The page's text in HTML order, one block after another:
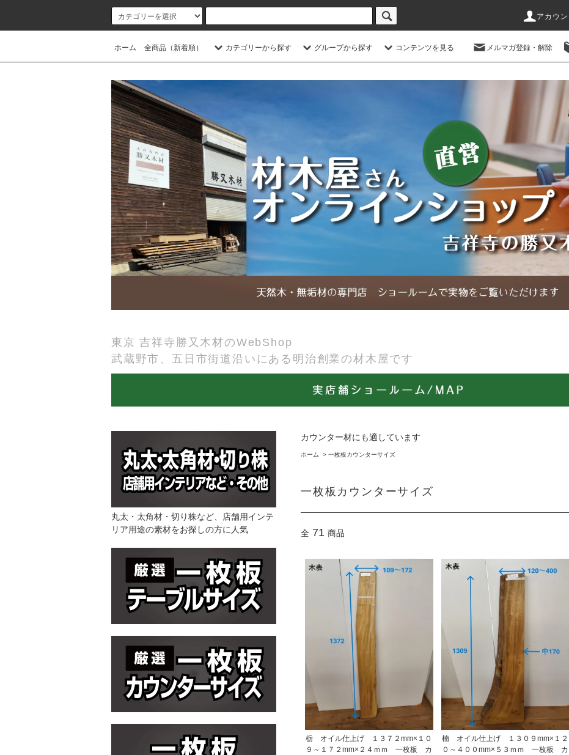
アカウン
ホーム 全商品（新着順） カテゴリーから探す グループから探す コンテンツを見る メルマガ登録・解除
東京 吉祥寺勝又木材のWebShop
武蔵野市、五日市街道沿いにある明治創業の材木屋です
カウンター材にも適しています
ホーム > 一枚板カウンターサイズ
一枚板カウンターサイズ
全 71 商品
栃 オイル仕上げ １３７２mm×１０
９～１７２mm×２４ｍｍ 一枚板 カ
楠 オイル仕上げ １３０９mm×１２
０～４００mm×５３ｍｍ 一枚板 カ
丸太・太角材・切り株など、店舗用インテ
リア用途の素材をお探しの方に人気